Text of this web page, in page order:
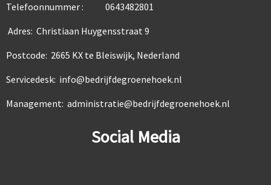
Telefoonnummer : 0643482801
Adres: Christiaan Huygensstraat 9
Postcode: 2665 KX te Bleiswijk, Nederland
Servicedesk: info@bedrijfdegroenehoek.nl
Management: administratie@bedrijfdegroenehoek.nl
Social Media